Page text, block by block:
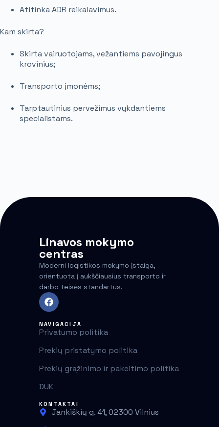
Atitinka ADR reikalavimus.
Kam skirta?
Skirta vairuotojams, vežantiems pavojingus
krovinius;
Transporto įmonėms;
Tarptautinius pervežimus vykdantiems
specialistams.
Linavos mokymo
centras
Moderni logistikos mokymo įstaiga,
orientuota į aukščiausius transporto ir
darbo teisės standartus.
NAVIGACIJA
Privatumo politika
Prekių pristatymo politika
Prekių grąžinimo ir pakeitimo politika
DUK
KONTAKTAI
Jankiškių g. 41, 02300 Vilnius